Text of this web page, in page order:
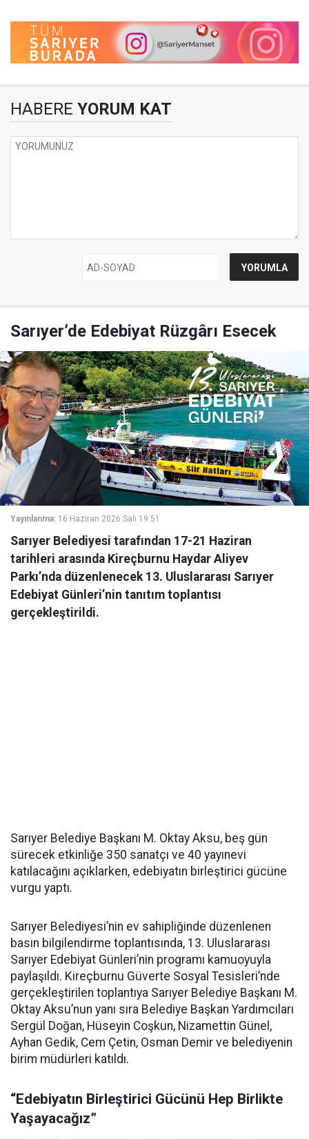
HABERE YORUM KAT
Sarıyer’de Edebiyat Rüzgârı Esecek
Yayınlanma: 16 Haziran 2026 Salı 19:51
Sarıyer Belediyesi tarafından 17-21 Haziran
tarihleri arasında Kireçburnu Haydar Aliyev
Parkı’nda düzenlenecek 13. Uluslararası Sarıyer
Edebiyat Günleri’nin tanıtım toplantısı
gerçekleştirildi.
Sarıyer Belediye Başkanı M. Oktay Aksu, beş gün
sürecek etkinliğe 350 sanatçı ve 40 yayınevi
katılacağını açıklarken, edebiyatın birleştirici gücüne
vurgu yaptı.
Sarıyer Belediyesi’nin ev sahipliğinde düzenlenen
basın bilgilendirme toplantısında, 13. Uluslararası
Sarıyer Edebiyat Günleri’nin programı kamuoyuyla
paylaşıldı. Kireçburnu Güverte Sosyal Tesisleri’nde
gerçekleştirilen toplantıya Sarıyer Belediye Başkanı M.
Oktay Aksu’nun yanı sıra Belediye Başkan Yardımcıları
Sergül Doğan, Hüseyin Coşkun, Nizamettin Günel,
Ayhan Gedik, Cem Çetin, Osman Demir ve belediyenin
birim müdürleri katıldı.
“Edebiyatın Birleştirici Gücünü Hep Birlikte
Yaşayacağız”